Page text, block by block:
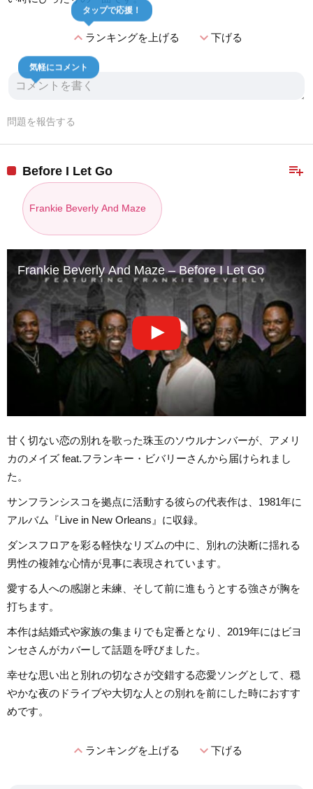
expand_lessランキングを上げる
タップで応援！
expand_more下げる
気軽にコメント
問題を報告する
playlist_add
Before I Let Go
Frankie Beverly And Maze
Frankie Beverly And Maze – Before I Let Go
甘く切ない恋の別れを歌った珠玉のソウルナンバーが、アメリ
カのメイズ feat.フランキー・ビバリーさんから届けられまし
た。
サンフランシスコを拠点に活動する彼らの代表作は、1981年に
アルバム『Live in New Orleans』に収録。
ダンスフロアを彩る軽快なリズムの中に、別れの決断に揺れる
男性の複雑な心情が見事に表現されています。
愛する人への感謝と未練、そして前に進もうとする強さが胸を
打ちます。
本作は結婚式や家族の集まりでも定番となり、2019年にはビヨ
ンセさんがカバーして話題を呼びました。
幸せな思い出と別れの切なさが交錯する恋愛ソングとして、穏
やかな夜のドライブや大切な人との別れを前にした時におすす
めです。
expand_lessランキングを上げる expand_more下げる